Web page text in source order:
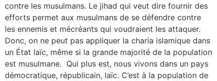
contre les musulmans. Le jihad qui veut dire fournir des
efforts permet aux musulmans de se défendre contre
les ennemis et mécréants qui voudraient les attaquer.
Donc, on ne peut pas appliquer la charia islamique dans
un État laïc, même si la grande majorité de la population
est musulmane. Qui plus est, nous vivons dans un pays
démocratique, républicain, laïc. C’est à la population de